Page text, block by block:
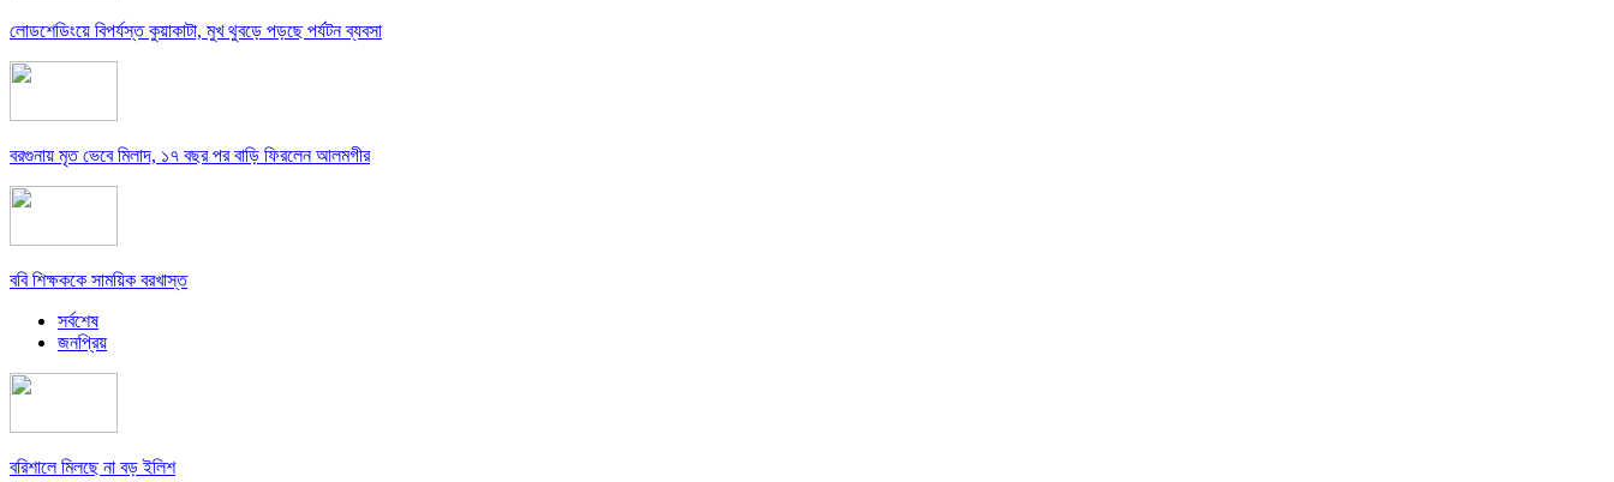
লোডশেডিংয়ে বিপর্যস্ত কুয়াকাটা, মুখ থুবড়ে পড়ছে পর্যটন ব্যবসা
বরগুনায় মৃত ভেবে মিলাদ, ১৭ বছর পর বাড়ি ফিরলেন আলমগীর
ববি শিক্ষককে সাময়িক বরখাস্ত
সর্বশেষ
জনপ্রিয়
বরিশালে মিলছে না বড় ইলিশ